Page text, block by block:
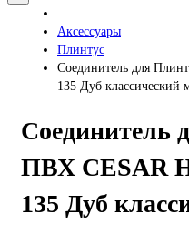
Аксессуары
Плинтус
Соединитель для
135 Дуб классический
Соединитель
ПВХ CESAR
135 Дуб